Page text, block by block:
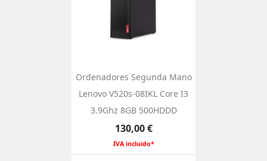
Ordenadores Segunda Mano
Lenovo V520s-08IKL Core I3
3.9Ghz 8GB 500HDDD
Precio
130,00 €
IVA incluido*